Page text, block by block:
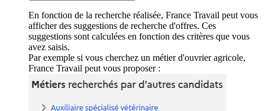
En fonction de la recherche réalisée, France Travail peut vous
afficher des suggestions de recherche d'offres. Ces
suggestions sont calculées en fonction des critères que vous
avez saisis.
Par exemple si vous cherchez un métier d'ouvrier agricole,
France Travail peut vous proposer :